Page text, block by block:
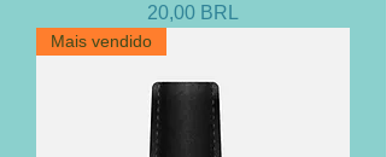
Prezzo
20,00 BRL
Mais vendido